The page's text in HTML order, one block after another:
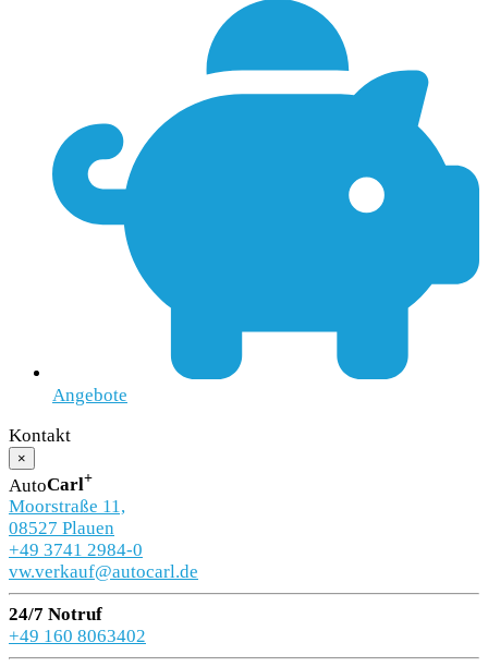
Angebote
Kontakt
×
AutoCarl+
Moorstraße 11,
08527 Plauen
+49 3741 2984-0
vw.verkauf@autocarl.de
24/7 Notruf
+49 160 8063402